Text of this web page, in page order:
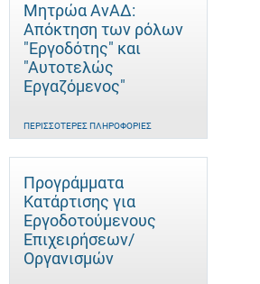
Μητρώα ΑνΑΔ:
Απόκτηση των ρόλων
"Εργοδότης" και
"Αυτοτελώς
Eργαζόμενος"
ΠΕΡΙΣΣΌΤΕΡΕΣ ΠΛΗΡΟΦΟΡΊΕΣ
Προγράμματα
Κατάρτισης για
Εργοδοτούμενους
Επιχειρήσεων/
Οργανισμών